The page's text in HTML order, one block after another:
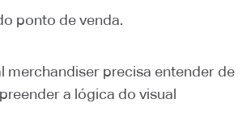
ponto de venda.
merchandiser precisa entender de
a lógica do visual